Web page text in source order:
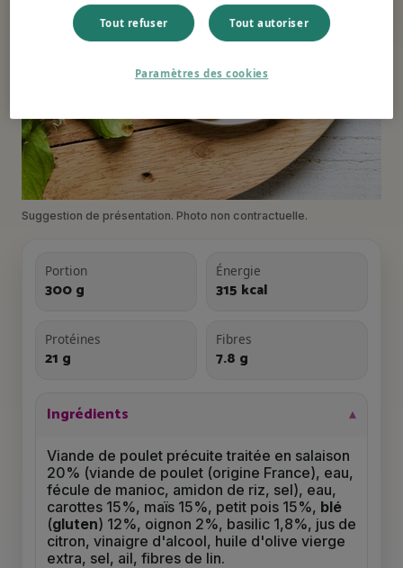
Suggestion de présentation. Photo non contractuelle.
Portion
300 g
Énergie
315 kcal
Protéines
21 g
Fibres
7.8 g
Ingrédients
Viande de poulet précuite traitée en salaison
20% (viande de poulet (origine France), eau,
fécule de manioc, amidon de riz, sel), eau,
carottes 15%, maïs 15%, petit pois 15%, blé
(gluten) 12%, oignon 2%, basilic 1,8%, jus de
citron, vinaigre d'alcool, huile d'olive vierge
extra, sel, ail, fibres de lin.
Tout refuser Tout autoriser
Paramètres des cookies